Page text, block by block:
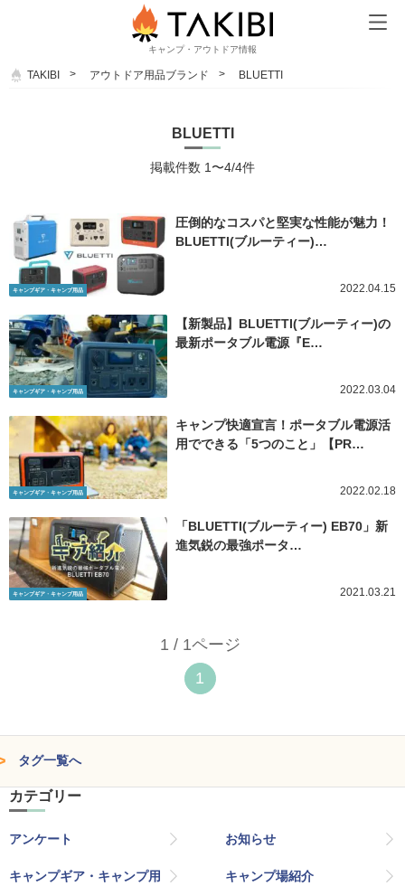
キャンプ・アウトドア情報
TAKIBI アウトドア用品ブランド BLUETTI
BLUETTI
掲載件数 1〜4/4件
キャンプギア・キャンプ用品
圧倒的なコスパと堅実な性能が魅力！
BLUETTI(ブルーティー)…
2022.04.15
キャンプギア・キャンプ用品
【新製品】BLUETTI(ブルーティー)の
最新ポータブル電源『E…
2022.03.04
キャンプギア・キャンプ用品
キャンプ快適宣言！ポータブル電源活
用でできる「5つのこと」【PR…
2022.02.18
キャンプギア・キャンプ用品
「BLUETTI(ブルーティー) EB70」新
進気鋭の最強ポータ…
2021.03.21
1 / 1ページ
1
タグ一覧へ
カテゴリー
アンケート お知らせ
キャンプギア・キャンプ用
キャンプ場紹介